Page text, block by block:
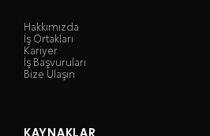
Hakkımızda
İş Ortakları
Kariyer
İş Başvuruları
Bize Ulaşın
KAYNAKLAR